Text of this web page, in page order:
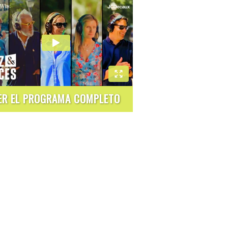
EL PROGRAMA COMPLETO